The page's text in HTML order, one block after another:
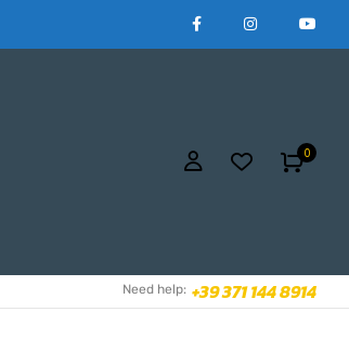
0
Need help: +39 371 144 8914